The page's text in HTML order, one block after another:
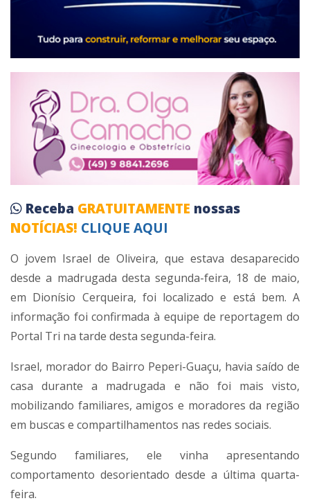
Receba GRATUITAMENTE nossas
NOTÍCIAS! CLIQUE AQUI
O jovem Israel de Oliveira, que estava desaparecido
desde a madrugada desta segunda-feira, 18 de maio,
em Dionísio Cerqueira, foi localizado e está bem. A
informação foi confirmada à equipe de reportagem do
Portal Tri na tarde desta segunda-feira.
Israel, morador do Bairro Peperi-Guaçu, havia saído de
casa durante a madrugada e não foi mais visto,
mobilizando familiares, amigos e moradores da região
em buscas e compartilhamentos nas redes sociais.
Segundo familiares, ele vinha apresentando
comportamento desorientado desde a última quarta-
feira.